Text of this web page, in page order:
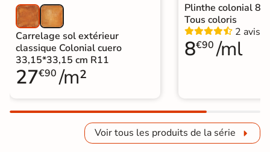
Carrelage sol extérieur
classique Colonial cuero
33,15*33,15 cm R11
27€90 /m²
Plinthe colonial
Tous coloris
2 avis
8€90 /ml
Voir tous les produits de la série